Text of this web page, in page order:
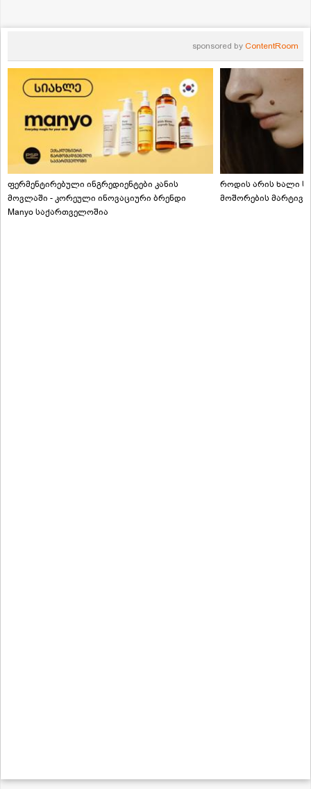
sponsored by ContentRoom
ფერმენტირებული ინგრედიენტები კანის
მოვლაში - კორეული ინოვაციური ბრენდი
Manyo საქართველოშია
როდის არის ხალი
მოშორების